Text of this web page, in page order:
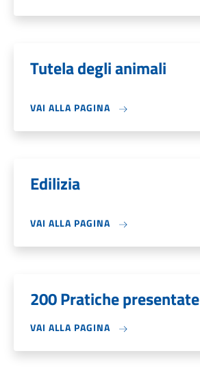
Tutela degli animali
VAI ALLA PAGINA
Edilizia
VAI ALLA PAGINA
200 Pratiche presentate
VAI ALLA PAGINA